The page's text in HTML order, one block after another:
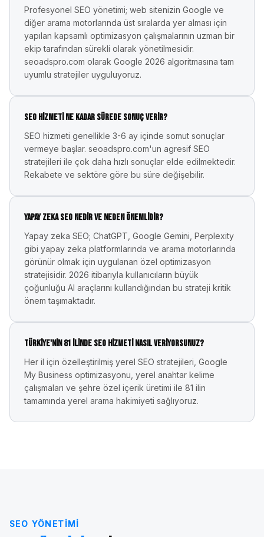
Profesyonel SEO yönetimi; web sitenizin Google ve
diğer arama motorlarında üst sıralarda yer alması için
yapılan kapsamlı optimizasyon çalışmalarının uzman bir
ekip tarafından sürekli olarak yönetilmesidir.
seoadspro.com olarak Google 2026 algoritmasına tam
uyumlu stratejiler uyguluyoruz.
SEO hizmeti ne kadar sürede sonuç verir?
SEO hizmeti genellikle 3-6 ay içinde somut sonuçlar
vermeye başlar. seoadspro.com'un agresif SEO
stratejileri ile çok daha hızlı sonuçlar elde edilmektedir.
Rekabete ve sektöre göre bu süre değişebilir.
Yapay zeka SEO nedir ve neden önemlidir?
Yapay zeka SEO; ChatGPT, Google Gemini, Perplexity
gibi yapay zeka platformlarında ve arama motorlarında
görünür olmak için uygulanan özel optimizasyon
stratejisidir. 2026 itibarıyla kullanıcıların büyük
çoğunluğu AI araçlarını kullandığından bu strateji kritik
önem taşımaktadır.
Türkiye'nin 81 ilinde SEO hizmeti nasıl veriyorsunuz?
Her il için özelleştirilmiş yerel SEO stratejileri, Google
My Business optimizasyonu, yerel anahtar kelime
çalışmaları ve şehre özel içerik üretimi ile 81 ilin
tamamında yerel arama hakimiyeti sağlıyoruz.
SEO YÖNETIMI